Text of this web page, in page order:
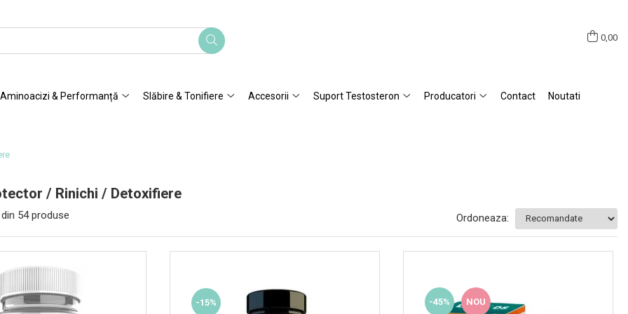
0,00
Aminoacizi & Performanță Slăbire & Tonifiere Accesorii Suport Testosteron Producatori Contact Noutati
/ Rinichi / Detoxifiere
54 produse Ordoneaza:
-15% -45% NOU